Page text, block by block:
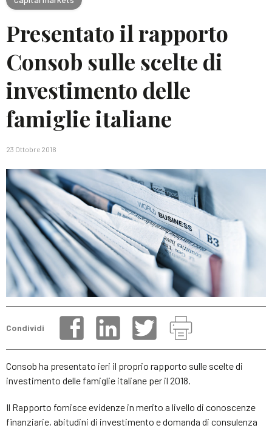
Presentato il rapporto
Consob sulle scelte di
investimento delle
famiglie italiane
23 Ottobre 2018
Condividi
Consob ha presentato ieri il proprio rapporto sulle scelte di
investimento delle famiglie italiane per il 2018.
Il Rapporto fornisce evidenze in merito a livello di conoscenze
finanziarie, abitudini di investimento e domanda di consulenza